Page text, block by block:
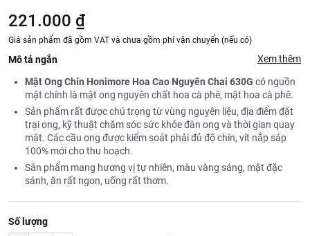
221.000 ₫
Giá sản phẩm đã gồm VAT và chưa gồm phí vận chuyển (nếu có)
Mô tả ngắn Xem thêm
Mật Ong Chín Honimore Hoa Cao Nguyên Chai 630G có nguồn
mật chính là mật ong nguyên chất hoa cà phê, mật hoa cà phê.
Sản phẩm rất được chú trọng từ vùng nguyên liệu, địa điểm đặt
trại ong, kỹ thuật chăm sóc sức khỏe đàn ong và thời gian quay
mật. Các cầu ong được kiểm soát phải đủ độ chín, vít nắp sáp
100% mới cho thu hoạch.
Sản phẩm mang hương vị tự nhiên, màu vàng sáng, mật đặc
sánh, ăn rất ngon, uống rất thơm.
Số lượng